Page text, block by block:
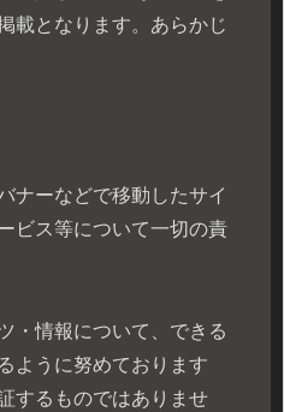
載となります。あらかじ
ナーなどで移動したサイ
ビス等について一切の責
・情報について、できる
ように努めております
するものではありませ